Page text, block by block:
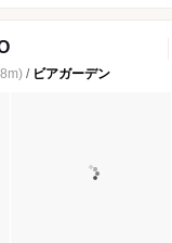
/ ビアガーデン